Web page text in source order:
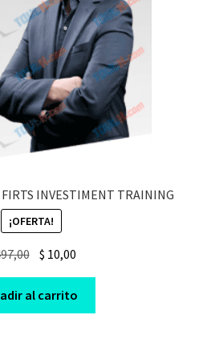
INVESTIMENT TRAINING
¡OFERTA!
Original
was:
$ 497,00.
$ 10,00
is:
$ 10,00.
al carrito